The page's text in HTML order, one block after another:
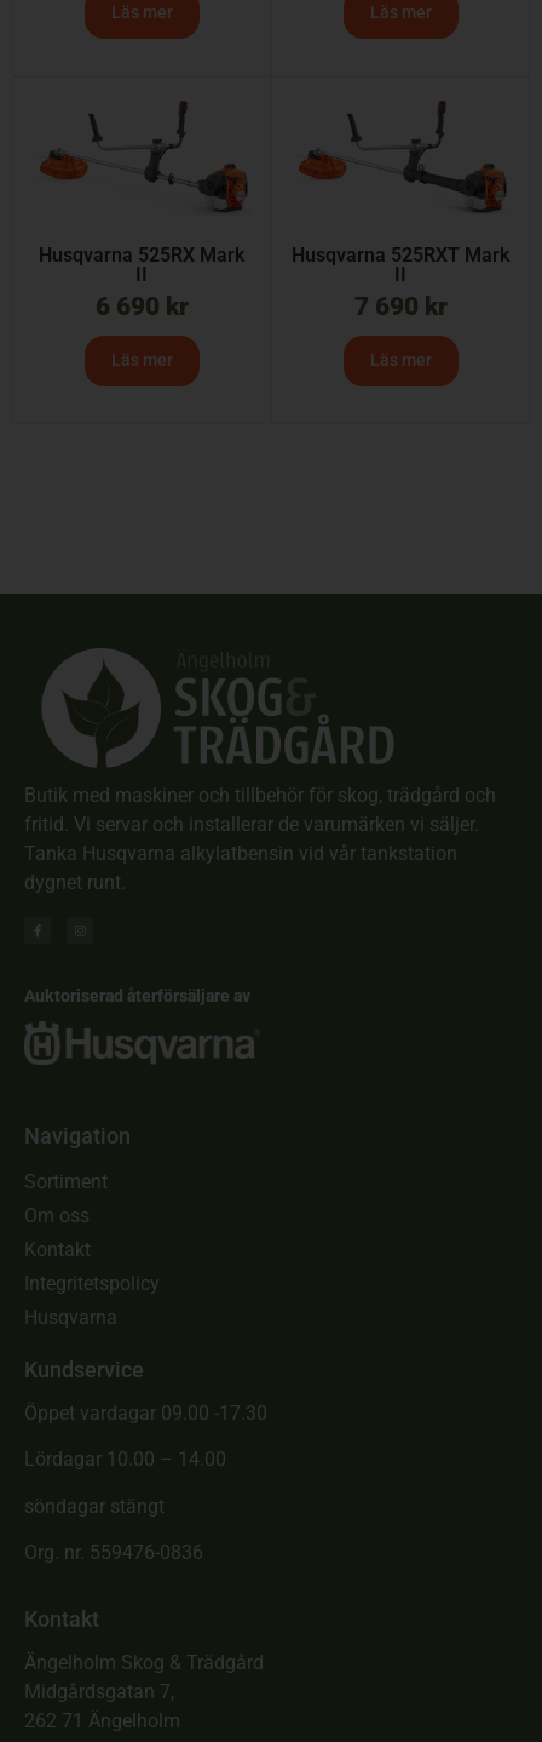
Läs mer Läs mer
Husqvarna 525RX Mark
II
6 690 kr
Läs mer
Husqvarna 525RXT Mark
II
7 690 kr
Läs mer
Butik med maskiner och tillbehör för skog, trädgård och
fritid. Vi servar och installerar de varumärken vi säljer.
Tanka Husqvarna alkylatbensin vid vår tankstation
dygnet runt.
Auktoriserad återförsäljare av
Navigation
Sortiment
Om oss
Kontakt
Integritetspolicy
Husqvarna
Kundservice
Öppet vardagar 09.00 -17.30
Lördagar 10.00 – 14.00
söndagar stängt
Org. nr. 559476-0836
Kontakt
Ängelholm Skog & Trädgård
Midgårdsgatan 7,
262 71 Ängelholm